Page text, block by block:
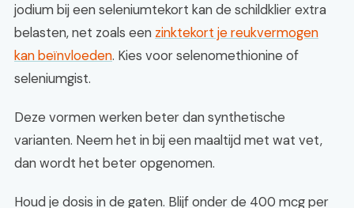
jodium bij een seleniumtekort kan de schildklier extra
belasten, net zoals een zinktekort je reukvermogen
kan beïnvloeden. Kies voor selenomethionine of
seleniumgist.
Deze vormen werken beter dan synthetische
varianten. Neem het in bij een maaltijd met wat vet,
dan wordt het beter opgenomen.
Houd je dosis in de gaten. Blijf onder de 400 mcg per